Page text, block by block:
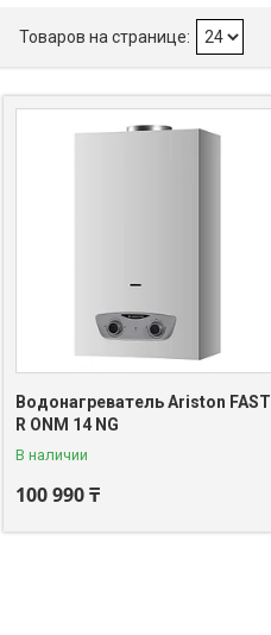
Водонагреватель Ariston FAST
R ONM 14 NG
В наличии
100 990 ₸